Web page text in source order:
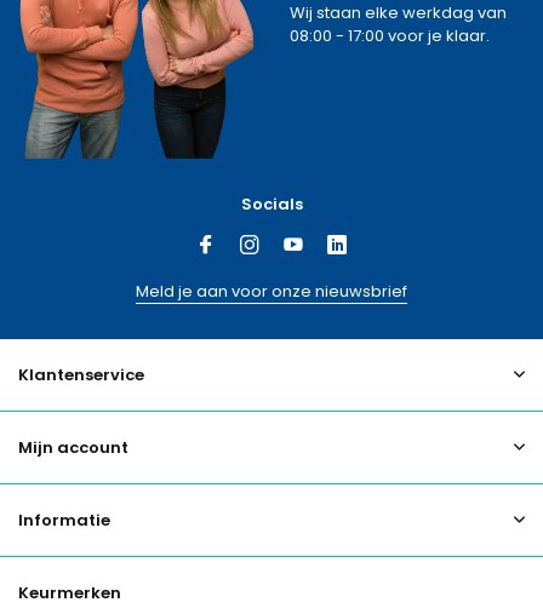
Wij staan elke werkdag van
08:00 - 17:00 voor je klaar.
Socials
Meld je aan voor onze nieuwsbrief
Klantenservice
Mijn account
Informatie
Keurmerken